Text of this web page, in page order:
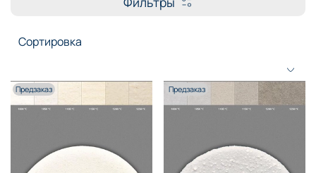
Предзаказ Предзаказ